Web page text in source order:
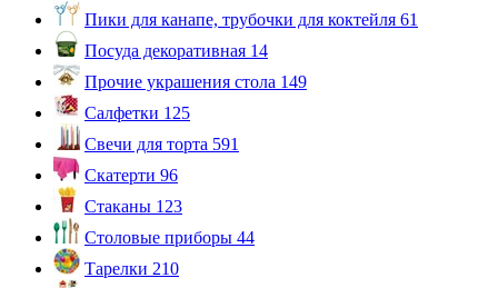
Пики для канапе, трубочки для коктейля 61
Посуда декоративная 14
Прочие украшения стола 149
Салфетки 125
Свечи для торта 591
Скатерти 96
Стаканы 123
Столовые приборы 44
Тарелки 210